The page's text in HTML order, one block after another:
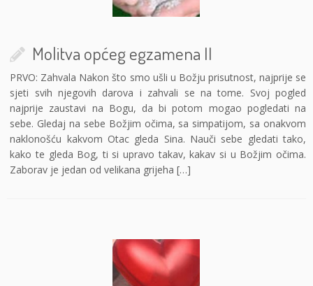
Molitva općeg egzamena II
PRVO: Zahvala Nakon što smo ušli u Božju prisutnost, najprije se
sjeti svih njegovih darova i zahvali se na tome. Svoj pogled
najprije zaustavi na Bogu, da bi potom mogao pogledati na
sebe. Gledaj na sebe Božjim očima, sa simpatijom, sa onakvom
naklonošću kakvom Otac gleda Sina. Nauči sebe gledati tako,
kako te gleda Bog, ti si upravo takav, kakav si u Božjim očima.
Zaborav je jedan od velikana grijeha […]